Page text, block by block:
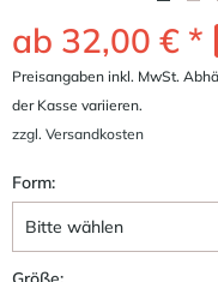
ab 32,00 € *
Preisangaben inkl. MwSt.
der Kasse variieren.
zzgl. Versandkosten
Form: